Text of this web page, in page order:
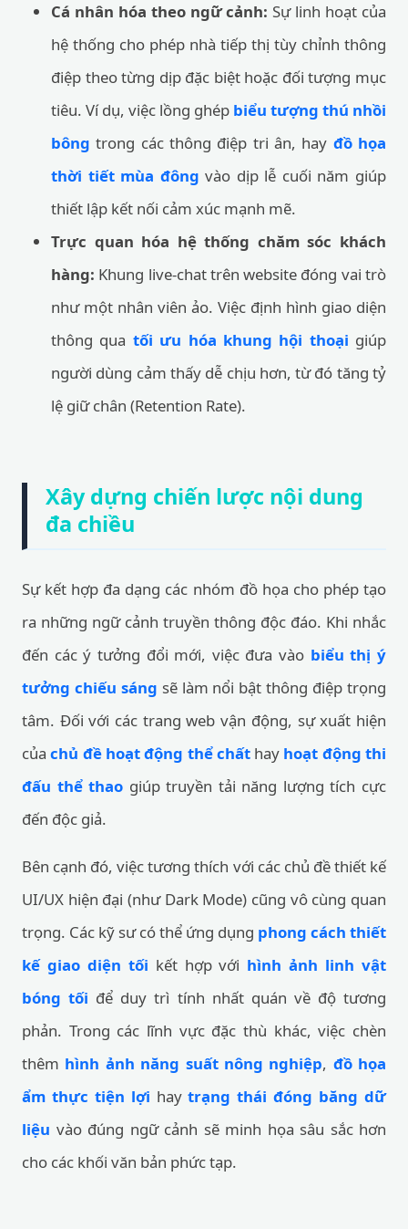
Cá nhân hóa theo ngữ cảnh: Sự linh hoạt của
hệ thống cho phép nhà tiếp thị tùy chỉnh thông
điệp theo từng dịp đặc biệt hoặc đối tượng mục
tiêu. Ví dụ, việc lồng ghép biểu tượng thú nhồi
bông trong các thông điệp tri ân, hay đồ họa
thời tiết mùa đông vào dịp lễ cuối năm giúp
thiết lập kết nối cảm xúc mạnh mẽ.
Trực quan hóa hệ thống chăm sóc khách
hàng: Khung live-chat trên website đóng vai trò
như một nhân viên ảo. Việc định hình giao diện
thông qua tối ưu hóa khung hội thoại giúp
người dùng cảm thấy dễ chịu hơn, từ đó tăng tỷ
lệ giữ chân (Retention Rate).
Xây dựng chiến lược nội dung
đa chiều
Sự kết hợp đa dạng các nhóm đồ họa cho phép tạo
ra những ngữ cảnh truyền thông độc đáo. Khi nhắc
đến các ý tưởng đổi mới, việc đưa vào biểu thị ý
tưởng chiếu sáng sẽ làm nổi bật thông điệp trọng
tâm. Đối với các trang web vận động, sự xuất hiện
củachủ đề hoạt động thể chấthay hoạt động thi
đấu thể thao giúp truyền tải năng lượng tích cực
đến độc giả.
Bên cạnh đó, việc tương thích với các chủ đề thiết kế
UI/UX hiện đại (như Dark Mode) cũng vô cùng quan
trọng. Các kỹ sư có thể ứng dụng phong cách thiết
kế giao diện tối kết hợp với hình ảnh linh vật
bóng tối để duy trì tính nhất quán về độ tương
phản. Trong các lĩnh vực đặc thù khác, việc chèn
thêm hình ảnh năng suất nông nghiệp, đồ họa
ẩm thực tiện lợi haytrạng thái đóng băng dữ
liệu vào đúng ngữ cảnh sẽ minh họa sâu sắc hơn
cho các khối văn bản phức tạp.